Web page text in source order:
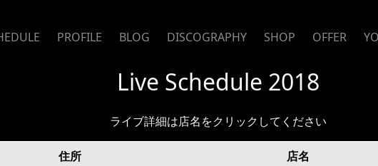
PROFILE BLOG DISCOGRAPHY SHOP OFFER
Live Schedule 2018
ライブ詳細は店名をクリックしてください
住所
店名